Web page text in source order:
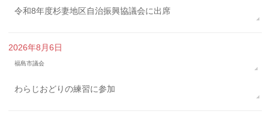
令和8年度杉妻地区自治振興協議会に出席
2026年8月6日
福島市議会
わらじおどりの練習に参加